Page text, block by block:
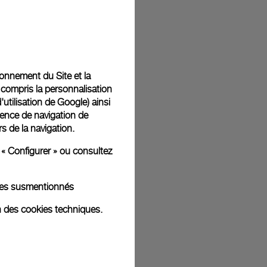
d'illustration. Les coloris et tailles peuvent varier par rapport
du Site et la
la personnalisation
de Google) ainsi
de navigation de
de la navigation.
Configurer » ou consultez
susmentionnés
des cookies techniques.